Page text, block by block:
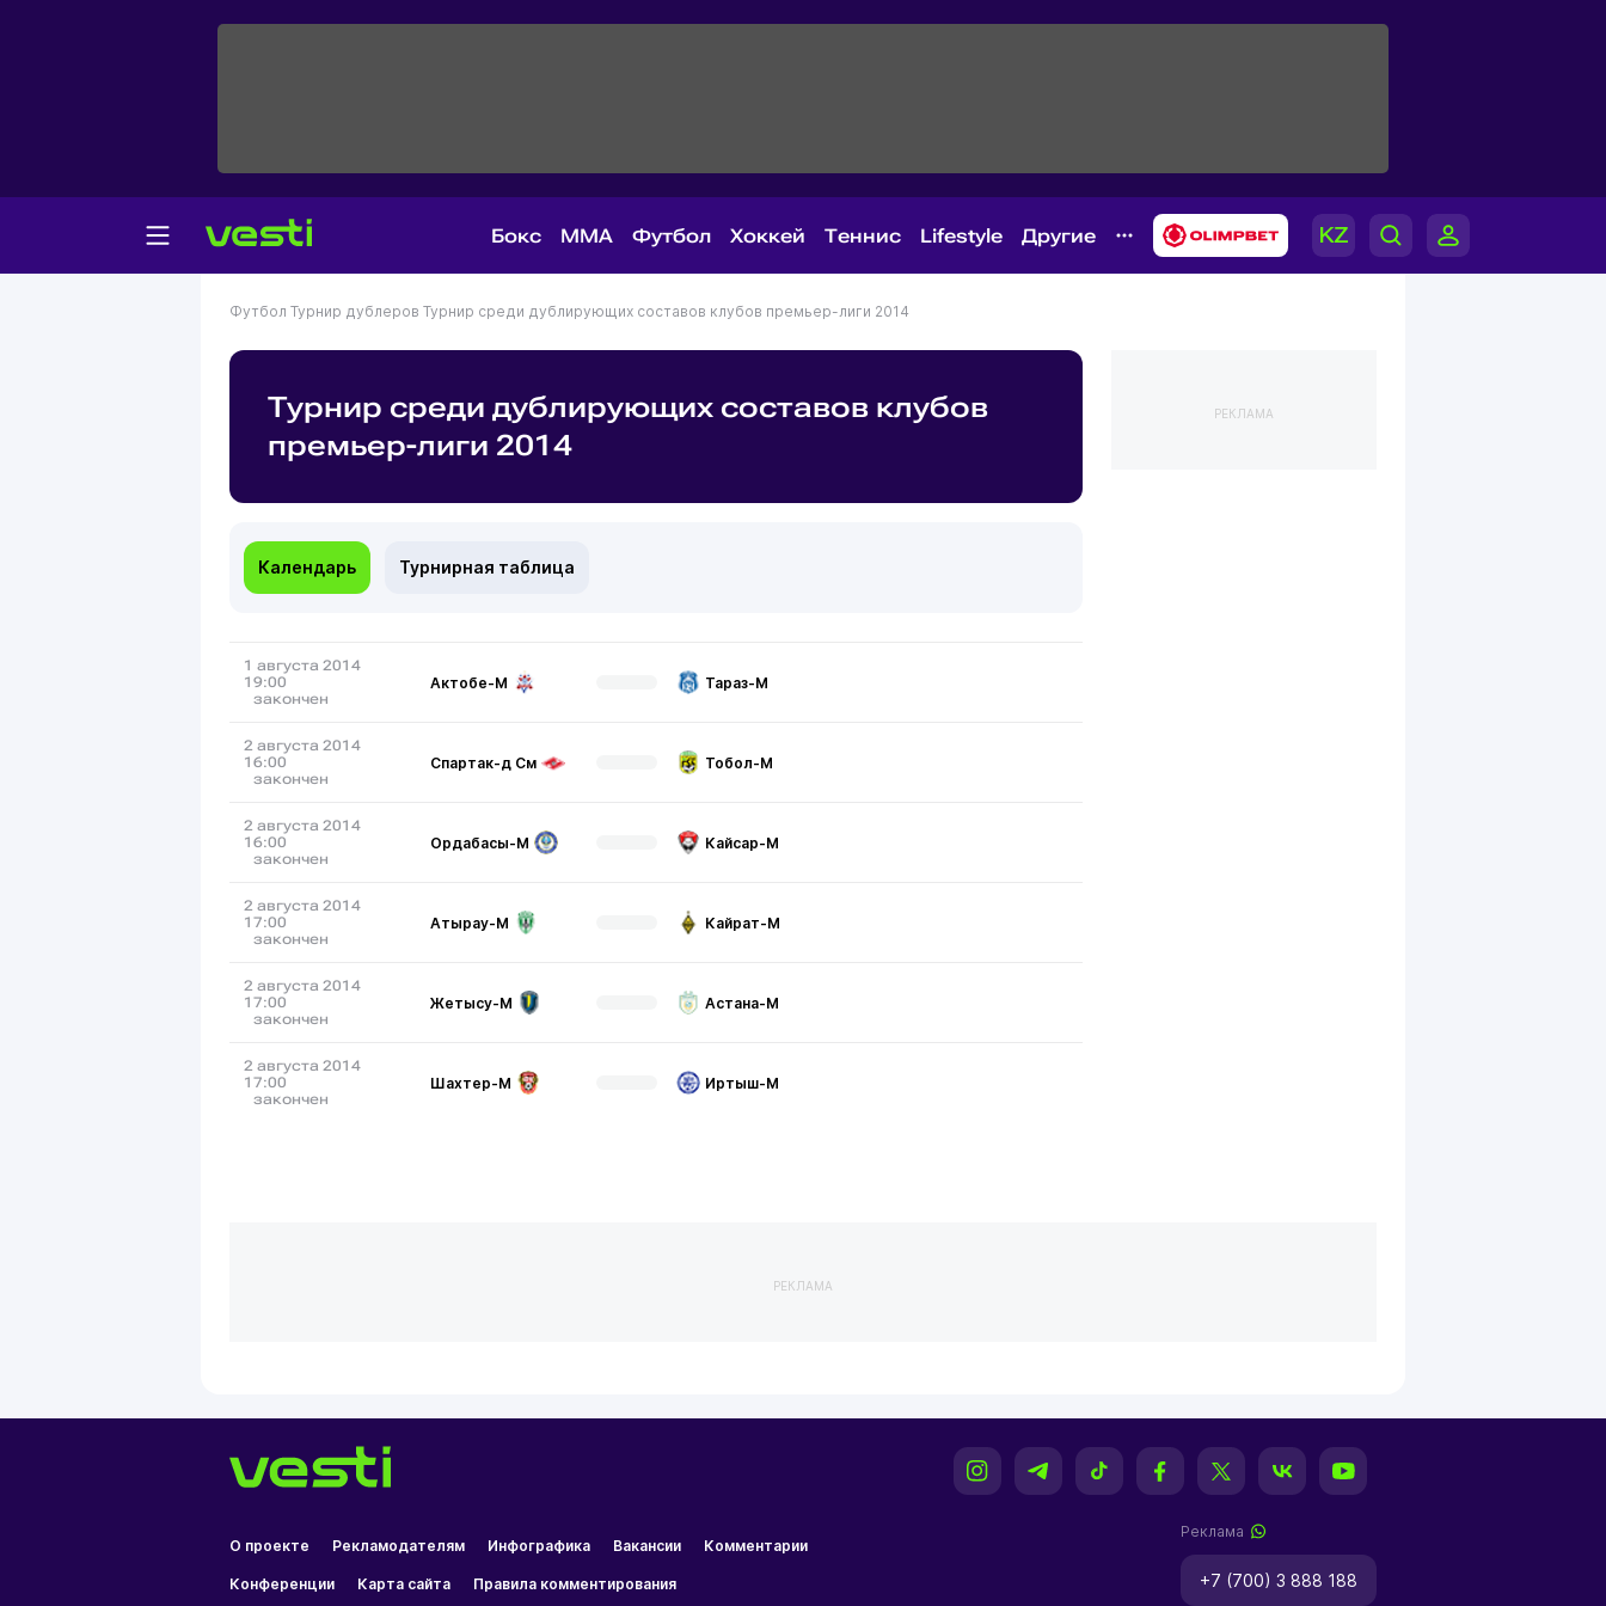
Бокс MMA Футбол Хоккей Теннис Lifestyle Другие
Футбол Турнир дублеров Турнир среди дублирующих составов клубов премьер-лиги 2014
Турнир среди дублирующих составов клубов
премьер-лиги 2014
Календарь Турнирная таблица
1 августа 2014
19:00
закончен
Актобе-М Тараз-М
2 августа 2014
16:00
закончен
Спартак-д См Тобол-М
2 августа 2014
16:00
закончен
Ордабасы-М Кайсар-М
2 августа 2014
17:00
закончен
Атырау-М Кайрат-М
2 августа 2014
17:00
закончен
Жетысу-М Астана-М
2 августа 2014
17:00
закончен
Шахтер-М Иртыш-М
РЕКЛАМА
РЕКЛАМА
О проекте Рекламодателям Инфографика Вакансии Комментарии
Конференции Карта сайта Правила комментирования
Реклама
+7 (700) 3 888 188